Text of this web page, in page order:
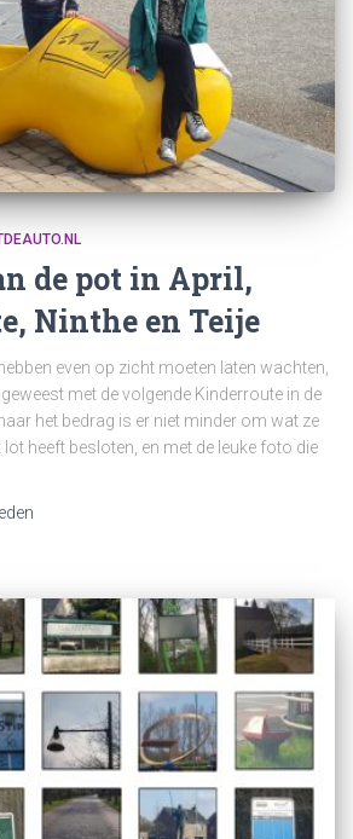
de pot in April,
Ninthe en Teije
even op zicht moeten laten wachten,
met de volgende Kinderroute in de
het bedrag is er niet minder om wat ze
lot heeft besloten, en met de leuke foto die